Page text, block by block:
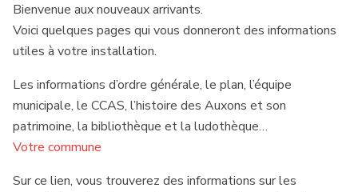
Bienvenue aux nouveaux arrivants.
Voici quelques pages qui vous donneront des informations
utiles à votre installation.
Les informations d’ordre générale, le plan, l’équipe
municipale, le CCAS, l’histoire des Auxons et son
patrimoine, la bibliothèque et la ludothèque…
Votre commune
Sur ce lien, vous trouverez des informations sur les